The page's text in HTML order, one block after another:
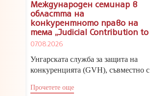
Международен семинар в
областта на
конкурентното право на
тема „Judicial Contribution to
Effective Deterrence and
Proportionate Sanctioning”,
Будапеща, 19 и 20 ноември
2026 г.
07.08.2026
Унгарската служба за защита на
конкуренцията (GVH), съвместно с
(RCC) в...
Прочетете още